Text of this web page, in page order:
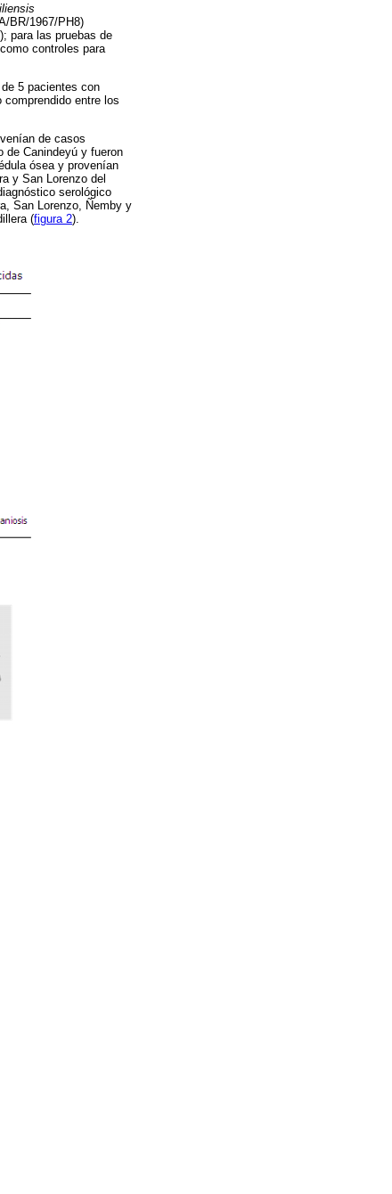
BR/1967/PH8)
); para las pruebas de
controles para
5 pacientes con
entre los
de casos
de Canindeyú y fueron
ósea y provenían
y San Lorenzo del
serológico
San Lorenzo, Ñemby y
(figura 2).